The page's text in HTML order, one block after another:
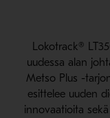
Lokotrack®
uudessa alan
Metso Plus -
esittelee uuden
innovaatioita